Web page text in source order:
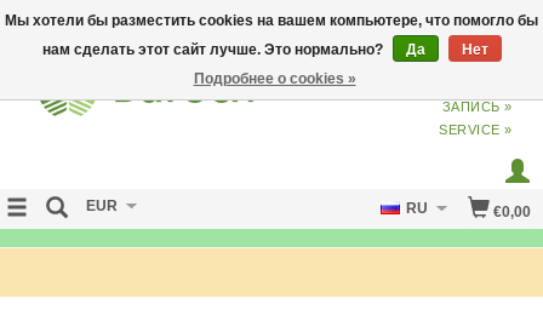
ВХОДИЗ
ЗАПИСЬ »
SERVICE »
€0,00
EUR RU
Мы хотели бы разместить cookies на вашем компьютере, что помогло бы
нам сделать этот сайт лучше. Это нормально?
Да
Нет
Подробнее о cookies »